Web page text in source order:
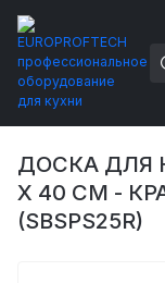
EUROPROFTECH
ДОСКА ДЛЯ
X 40 СМ -
(SBSPS25R)